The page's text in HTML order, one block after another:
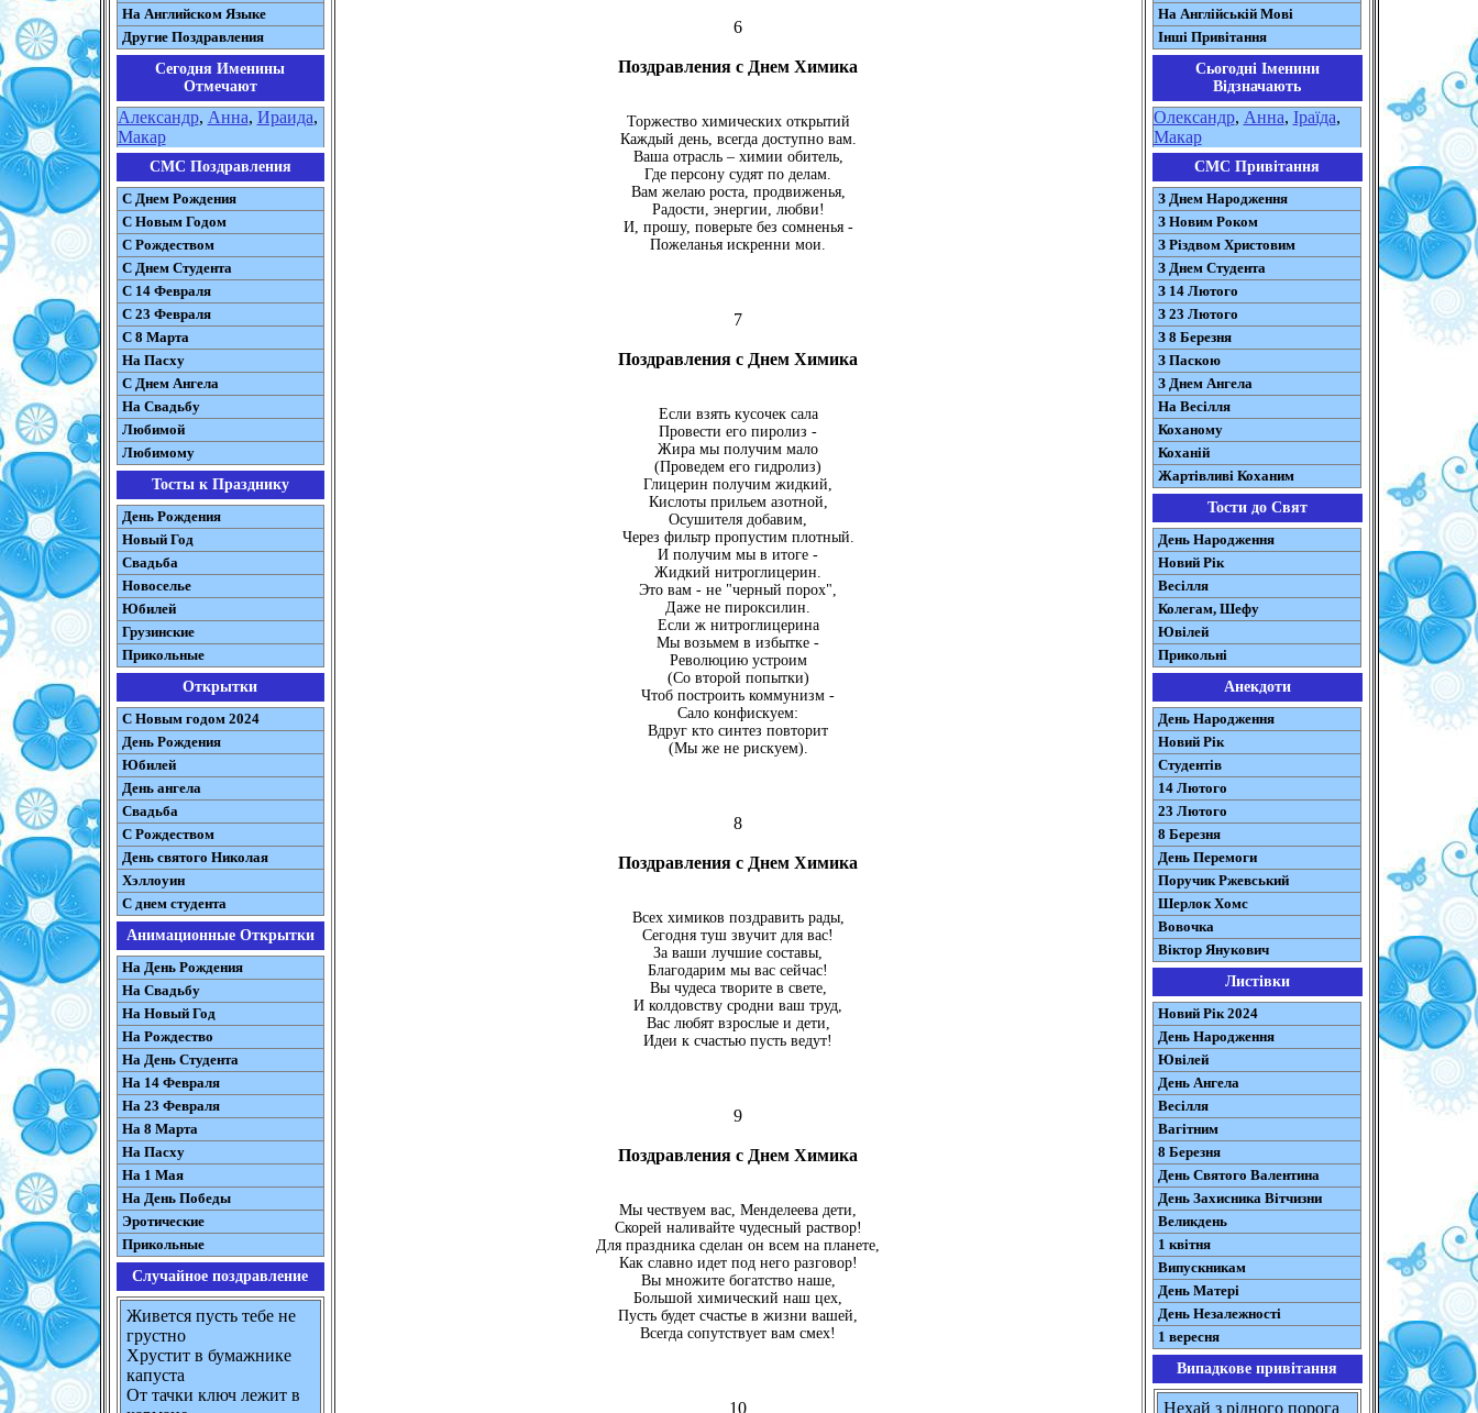
На Английском Языке
Другие Поздравления
Сегодня Именины
Отмечают
Александр, Анна, Ираида,
Макар
СМС Поздравления
С Днем Рождения
С Новым Годом
С Рождеством
C Днем Студента
С 14 Февраля
С 23 Февраля
С 8 Марта
На Пасху
C Днем Ангела
На Свадьбу
Любимой
Любимому
Тосты к Празднику
День Рождения
Новый Год
Свадьба
Новоселье
Юбилей
Грузинские
Прикольные
Открытки
С Новым годом 2024
День Рождения
Юбилей
День ангела
Свадьба
С Рождеством
День святого Николая
Хэллоуин
С днем студента
Анимационные Открытки
На День Рождения
На Свадьбу
На Новый Год
На Рождество
На День Студента
На 14 Февраля
На 23 Февраля
На 8 Марта
На Пасху
На 1 Мая
На День Победы
Эротические
Прикольные
Случайное поздравление
Живется пусть тебе не
грустно
Хрустит в бумажнике
капуста
От тачки ключ лежит в
6
Поздравления с Днем Химика
Торжество химических открытий
Каждый день, всегда доступно вам.
Ваша отрасль – химии обитель,
Где персону судят по делам.
Вам желаю роста, продвиженья,
Радости, энергии, любви!
И, прошу, поверьте без сомненья -
Пожеланья искренни мои.
7
Поздравления с Днем Химика
Если взять кусочек сала
Провести его пиролиз -
Жира мы получим мало
(Проведем его гидролиз)
Глицерин получим жидкий,
Кислоты прильем азотной,
Осушителя добавим,
Через фильтр пропустим плотный.
И получим мы в итоге -
Жидкий нитроглицерин.
Это вам - не "черный порох",
Даже не пироксилин.
Если ж нитроглицерина
Мы возьмем в избытке -
Революцию устроим
(Со второй попытки)
Чтоб построить коммунизм -
Сало конфискуем:
Вдруг кто синтез повторит
(Мы же не рискуем).
8
Поздравления с Днем Химика
Всех химиков поздравить рады,
Сегодня туш звучит для вас!
За ваши лучшие составы,
Благодарим мы вас сейчас!
Вы чудеса творите в свете,
И колдовству сродни ваш труд,
Вас любят взрослые и дети,
Идеи к счастью пусть ведут!
9
Поздравления с Днем Химика
Мы чествуем вас, Менделеева дети,
Скорей наливайте чудесный раствор!
Для праздника сделан он всем на планете,
Как славно идет под него разговор!
Вы множите богатство наше,
Большой химический наш цех,
Пусть будет счастье в жизни вашей,
Всегда сопутствует вам смех!
10
На Англійській Мові
Інші Привітання
Сьогодні Іменини
Відзначають
Олександр, Анна, Іраїда,
Макар
СМС Привітання
З Днем Народження
З Новим Роком
З Різдвом Христовим
З Днем Студента
З 14 Лютого
З 23 Лютого
З 8 Березня
З Паскою
З Днем Ангела
На Весілля
Коханому
Коханій
Жартівливі Коханим
Тости до Свят
День Народження
Новий Рік
Весілля
Колегам, Шефу
Ювілей
Прикольні
Анекдоти
День Народження
Новий Рік
Студентів
14 Лютого
23 Лютого
8 Березня
День Перемоги
Поручик Ржевський
Шерлок Хомс
Вовочка
Віктор Янукович
Листівки
Новий Рік 2024
День Народження
Ювілей
День Ангела
Весілля
Вагітним
8 Березня
День Святого Валентина
День Захисника Вітчизни
Великдень
1 квітня
Випускникам
День Матері
День Незалежності
1 вересня
Випадкове привітання
Нехай з рідного порога